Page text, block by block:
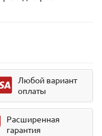
Любой вариант
оплаты
Расширенная
гарантия